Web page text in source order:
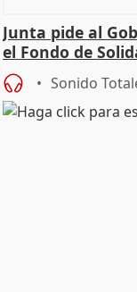
Junta pide al
el Fondo de
Sonido